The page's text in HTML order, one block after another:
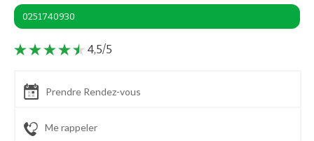
0251740930
4,5/5
Prendre Rendez-vous
Me rappeler